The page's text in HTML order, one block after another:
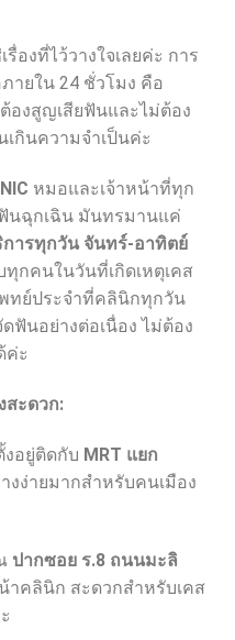
องที่ไว้วางใจเลยค่ะ การ
ายใน 24 ชั่วโมง คือ
งสูญเสียฟันและไม่ต้อง
กินความจำเป็นค่ะ
หมอและเจ้าหน้าที่ทุก
นฉุกเฉิน มันทรมานแค่
การทุกวัน จันทร์-อาทิตย์
กคนในวันที่เกิดเหตุเคส
ทย์ประจำที่คลินิกทุกวัน
ฟันอย่างต่อเนื่อง ไม่ต้อง
ค่ะ
สะดวก:
อยู่ติดกับ MRT แยก
งง่ายมากสำหรับคนเมือง
ปากซอย ร.8 ถนนมะลิ
คลินิก สะดวกสำหรับเคส